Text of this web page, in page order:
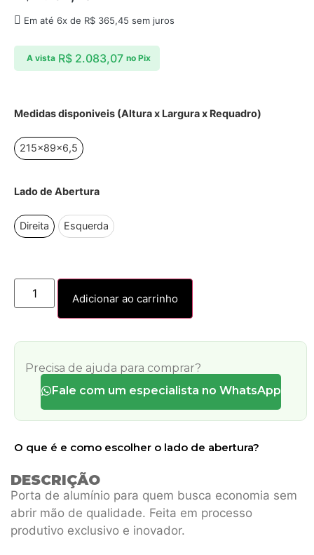
Em até 6x de R$ 365,45 sem juros
A vista R$2.083,07 no Pix
Medidas disponiveis (Altura x Largura x Requadro)
215x89x6,5
Lado de Abertura
Direita Esquerda
Adicionar ao carrinho
Precisa de ajuda para comprar?
Fale com um especialista no WhatsApp
O que é e como escolher o lado de abertura?
DESCRIÇÃO
Porta de alumínio para quem busca economia sem
abrir mão de qualidade. Feita em processo
produtivo exclusivo e inovador.